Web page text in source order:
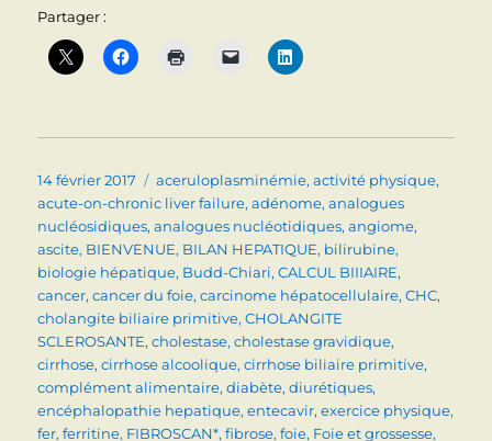
Partager :
Publié
le
14 février 2017 Catégories
aceruloplasminémie,activité physique,
acute-on-chronic liver failure,adénome,analogues
nucléosidiques,analogues nucléotidiques,angiome,
ascite, BIENVENUE, BILAN HEPATIQUE, bilirubine,
biologie hépatique, Budd-Chiari,CALCUL BIIIAIRE,
cancer,cancer du foie,carcinome hépatocellulaire,CHC,
cholangite biliaire primitive,CHOLANGITE
SCLEROSANTE,cholestase,cholestase gravidique,
cirrhose,cirrhose alcoolique,cirrhose biliaire primitive,
complément alimentaire,diabète,diurétiques,
encéphalopathie hepatique,entecavir,exercice physique,
fer,ferritine, FIBROSCAN*,fibrose,foie, Foie et grossesse,